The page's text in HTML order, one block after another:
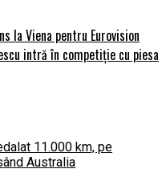
la Viena pentru Eurovision
intră în competiție cu piesa
11.000 km, pe
Australia